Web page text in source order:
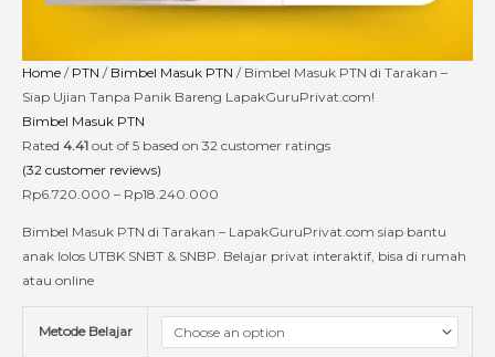
Home / PTN / Bimbel Masuk PTN / Bimbel Masuk PTN di Tarakan –
Siap Ujian Tanpa Panik Bareng LapakGuruPrivat.com!
Bimbel Masuk PTN
Rated 4.41 out of 5 based on 32 customer ratings
(32 customer reviews)
Rp6.720.000 – Rp18.240.000
Bimbel Masuk PTN di Tarakan – LapakGuruPrivat.com siap bantu
anak lolos UTBK SNBT & SNBP. Belajar privat interaktif, bisa di rumah
atau online
Metode Belajar